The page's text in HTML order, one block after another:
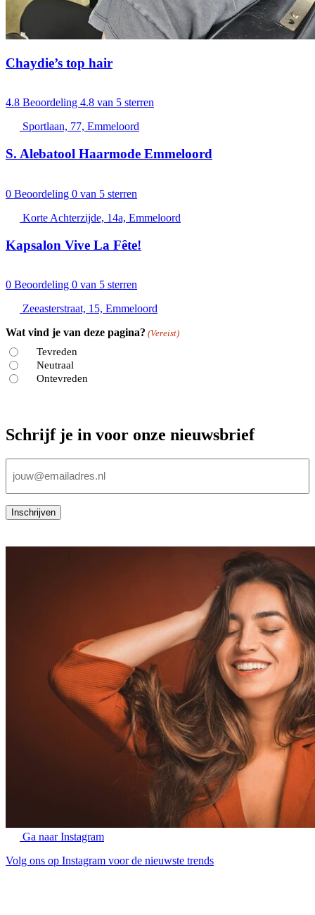
Chaydie’s top hair
4.8 Beoordeling 4.8 van 5 sterren
Sportlaan, 77, Emmeloord
S. Alebatool Haarmode Emmeloord
0 Beoordeling 0 van 5 sterren
Korte Achterzijde, 14a, Emmeloord
Kapsalon Vive La Fête!
0 Beoordeling 0 van 5 sterren
Zeeasterstraat, 15, Emmeloord
Wat vind je van deze pagina? (Vereist)
Tevreden
Neutraal
Ontevreden
Schrijf je in voor onze nieuwsbrief
mailadres
Inschrijven
Ga naar Instagram
Volg ons op Instagram voor de nieuwste trends